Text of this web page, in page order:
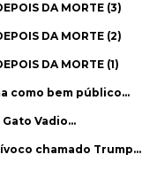
DA MORTE (3)
DA MORTE (2)
DA MORTE (1)
como bem público…
Gato Vadio…
chamado Trump…